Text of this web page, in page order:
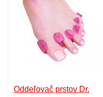
Oddeľovač prstov Dr.